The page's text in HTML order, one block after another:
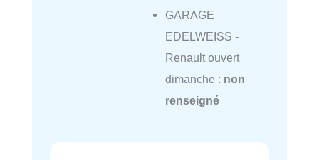
GARAGE
EDELWEISS -
Renault ouvert
dimanche : non
renseigné